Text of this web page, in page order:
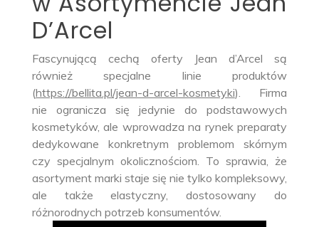
D’Arcel
Fascynującą cechą oferty Jean d’Arcel są
również specjalne linie produktów
(https://bellita.pl/jean-d-arcel-kosmetyki). Firma
nie ogranicza się jedynie do podstawowych
kosmetyków, ale wprowadza na rynek preparaty
dedykowane konkretnym problemom skórnym
czy specjalnym okolicznościom. To sprawia, że
asortyment marki staje się nie tylko kompleksowy,
ale także elastyczny, dostosowany do
różnorodnych potrzeb konsumentów.